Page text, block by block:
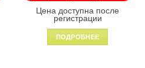
Цена доступна после
регистрации
ПОДРОБНЕЕ